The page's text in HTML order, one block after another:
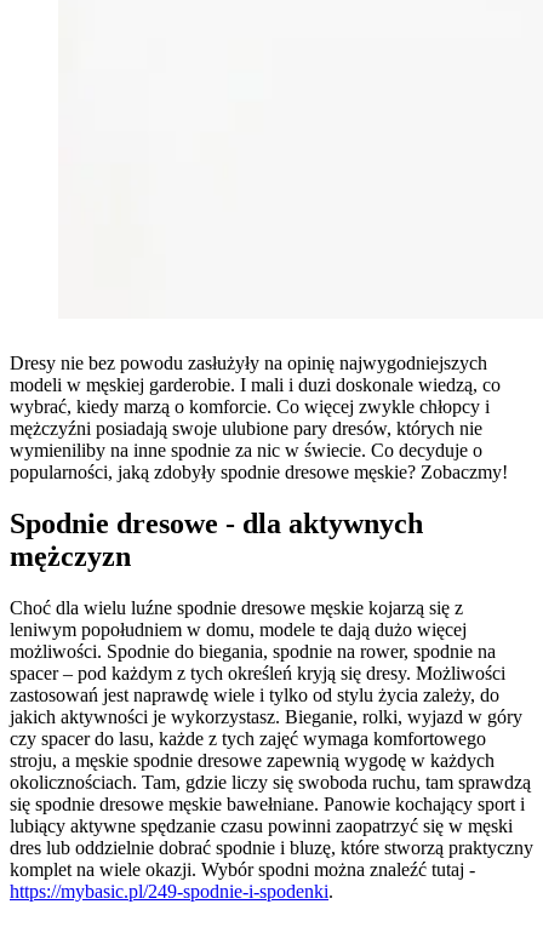
Dresy nie bez powodu zasłużyły na opinię najwygodniejszych
modeli w męskiej garderobie. I mali i duzi doskonale wiedzą, co
wybrać, kiedy marzą o komforcie. Co więcej zwykle chłopcy i
mężczyźni posiadają swoje ulubione pary dresów, których nie
wymieniliby na inne spodnie za nic w świecie. Co decyduje o
popularności, jaką zdobyły spodnie dresowe męskie? Zobaczmy!
Spodnie dresowe - dla aktywnych
mężczyzn
Choć dla wielu luźne spodnie dresowe męskie kojarzą się z
leniwym popołudniem w domu, modele te dają dużo więcej
możliwości. Spodnie do biegania, spodnie na rower, spodnie na
spacer – pod każdym z tych określeń kryją się dresy. Możliwości
zastosowań jest naprawdę wiele i tylko od stylu życia zależy, do
jakich aktywności je wykorzystasz. Bieganie, rolki, wyjazd w góry
czy spacer do lasu, każde z tych zajęć wymaga komfortowego
stroju, a męskie spodnie dresowe zapewnią wygodę w każdych
okolicznościach. Tam, gdzie liczy się swoboda ruchu, tam sprawdzą
się spodnie dresowe męskie bawełniane. Panowie kochający sport i
lubiący aktywne spędzanie czasu powinni zaopatrzyć się w męski
dres lub oddzielnie dobrać spodnie i bluzę, które stworzą praktyczny
komplet na wiele okazji. Wybór spodni można znaleźć tutaj -
https://mybasic.pl/249-spodnie-i-spodenki.